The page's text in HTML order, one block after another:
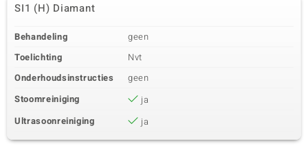
SI1 (H) Diamant
Behandeling
geen
Toelichting
Nvt
Onderhoudsinstructies
geen
Stoomreiniging
ja
Ultrasoonreiniging
ja